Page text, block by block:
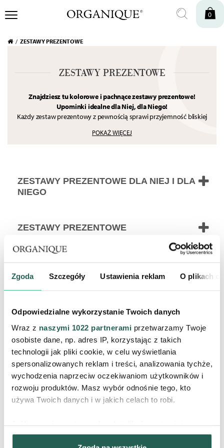
Zgoda Szczegóły Ustawienia reklam O plikach
Odpowiedzialne wykorzystanie Twoich danych
Wraz z naszymi 1022 partnerami przetwarzamy Twoje
osobiste dane, np. adres IP, korzystając z takich
technologii jak pliki cookie, w celu wyświetlania
spersonalizowanych reklam i treści, analizowania tychże,
wychodzenia naprzeciw oczekiwaniom użytkowników i
rozwoju produktów. Masz wybór odnośnie tego, kto
używa Twoich danych i w jakich celach to robi.
Gromadzić dane dotyczące Twojej lokalizacji
0
ZESTAWY PREZENTOWE
ZESTAWY PREZENTOWE
Znajdziesz tu kolorowe i pachnące zestawy prezentowe!
Upominki idealne dla Niej, dla Niego!
Każdy zestaw prezentowy z pewnością sprawi przyjemność bliskiej
inspirację prezentową – wtedy skomponuj idealny zestaw i dobierz
dla siebie. Sprezentuj bliskiej osobie odprężającą chwilę dla siebie w
zaciszu domowego SPA.
POKAŻ WIĘCEJ
ZESTAWY PREZENTOWE DLA NIEJ I DLA
NIEGO
ZESTAWY PREZENTOWE
Produkty na stronie wyświetlają się w kolejności na podstawie
bestsellerów, końcówek kolekcji lub przecenionych.
ZAPISZ SIĘ DO
NEWSLETTERA
Odbierz 10% rabatu na pierwsze
zakupy, otrzymuj informacje o
nowościach, promocjach i bądź
blisko nas ♥